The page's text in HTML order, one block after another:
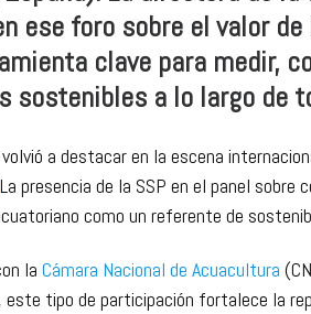
ese foro sobre el valor
clave para medir,
sostenibles a lo largo de
a destacar en la escena
presencia de la SSP en el panel sobre
como un referente de
laCámara Nacional de Acuacultura
este tipo de participación fortalece la